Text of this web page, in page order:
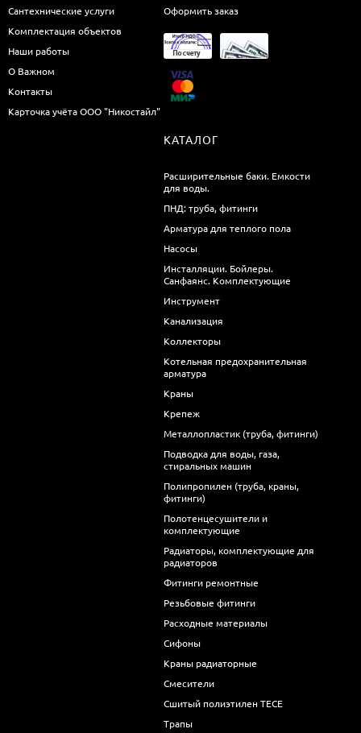
Сантехнические услуги
Комплектация объектов
Наши работы
О Важном
Контакты
Карточка учёта ООО "Никостайл"
Оформить заказ
КАТАЛОГ
Расширительные баки. Емкости
для воды.
ПНД: труба, фитинги
Арматура для теплого пола
Насосы
Инсталляции. Бойлеры.
Санфаянс. Комплектующие
Инструмент
Канализация
Коллекторы
Котельная предохранительная
арматура
Краны
Крепеж
Металлопластик (труба, фитинги)
Подводка для воды, газа,
стиральных машин
Полипропилен (труба, краны,
фитинги)
Полотенцесушители и
комплектующие
Радиаторы, комплектующие для
радиаторов
Фитинги ремонтные
Резьбовые фитинги
Расходные материалы
Сифоны
Краны радиаторные
Смесители
Сшитый полиэтилен ТECE
Трапы